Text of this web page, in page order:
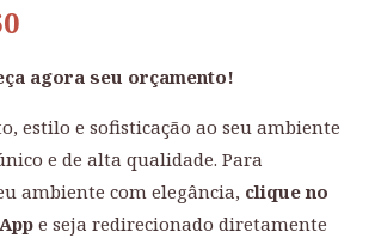
agora seu orçamento!
estilo e sofisticação ao seu ambiente
e de alta qualidade. Para
ambiente com elegância, clique no
e seja redirecionado diretamente